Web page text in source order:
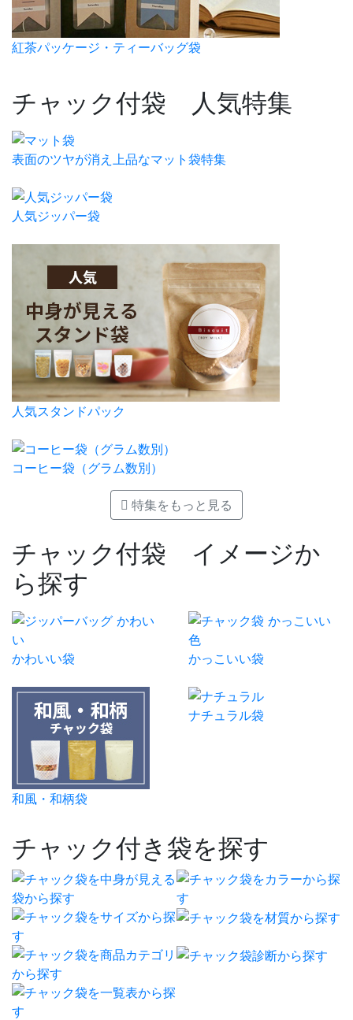
紅茶パッケージ・ティーバッグ袋
チャック付袋 人気特集
表面のツヤが消え上品なマット袋特集
人気ジッパー袋
人気スタンドパック
コーヒー袋（グラム数別）
特集をもっと見る
チャック付袋 イメージか
ら探す
かわいい袋 かっこいい袋
和風・和柄袋
ナチュラル袋
チャック付き袋を探す